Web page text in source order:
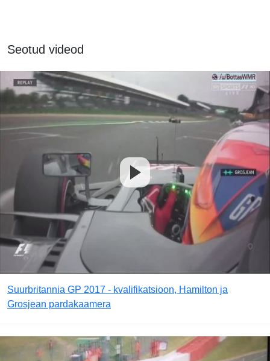
Seotud videod
Suurbritannia GP 2017 - kvalifikatsioon, Hamilton ja
Grosjean pardakaamera